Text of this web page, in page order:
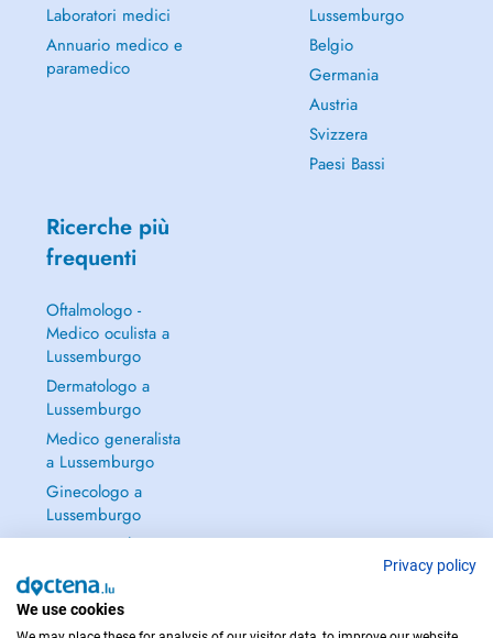
Laboratori medici
Annuario medico e
paramedico
Lussemburgo
Belgio
Germania
Austria
Svizzera
Paesi Bassi
Ricerche più
frequenti
Oftalmologo -
Medico oculista a
Lussemburgo
Dermatologo a
Lussemburgo
Medico generalista
a Lussemburgo
Ginecologo a
Lussemburgo
Continua a leggere
Privacy policy
We use cookies